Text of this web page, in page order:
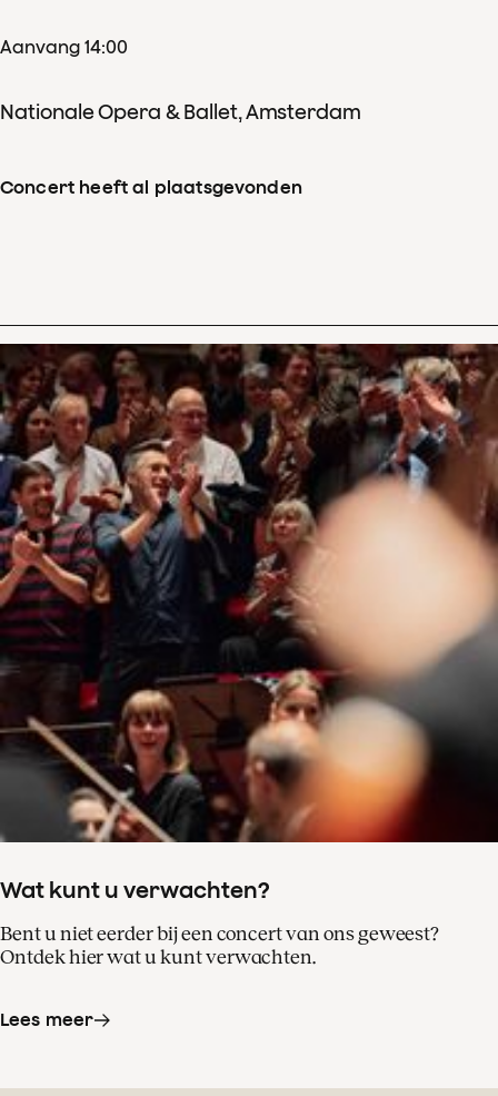
Aanvang 14:00
Nationale Opera & Ballet, Amsterdam
Concert heeft al plaatsgevonden
Wat kunt u verwachten?
Bent u niet eerder bij een concert van ons geweest?
Ontdek hier wat u kunt verwachten.
Lees meer